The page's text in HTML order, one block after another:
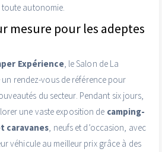
autonomie.
mesure pour les adeptes
Expérience, le Salon de La
rendez-vous de référence pour
du secteur. Pendant six jours,
une vaste exposition de camping-
caravanes , neufs et d’occasion, avec
véhicule au meilleur prix grâce à des